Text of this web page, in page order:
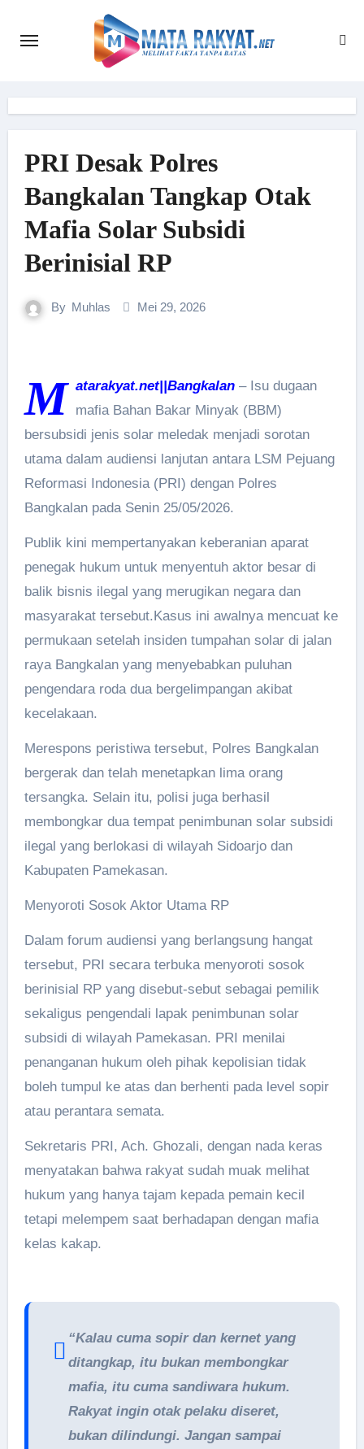
PRI Desak Polres
Bangkalan Tangkap Otak
Mafia Solar Subsidi
Berinisial RP
By Muhlas Mei 29, 2026
M atarakyat.net||Bangkalan– Isu dugaan
mafia Bahan Bakar Minyak (BBM)
bersubsidi jenis solar meledak menjadi sorotan
utama dalam audiensi lanjutan antara LSM Pejuang
Reformasi Indonesia (PRI) dengan Polres
Bangkalan pada Senin 25/05/2026.
Publik kini mempertanyakan keberanian aparat
penegak hukum untuk menyentuh aktor besar di
balik bisnis ilegal yang merugikan negara dan
masyarakat tersebut.Kasus ini awalnya mencuat ke
permukaan setelah insiden tumpahan solar di jalan
raya Bangkalan yang menyebabkan puluhan
pengendara roda dua bergelimpangan akibat
kecelakaan.
Merespons peristiwa tersebut, Polres Bangkalan
bergerak dan telah menetapkan lima orang
tersangka. Selain itu, polisi juga berhasil
membongkar dua tempat penimbunan solar subsidi
ilegal yang berlokasi di wilayah Sidoarjo dan
Kabupaten Pamekasan.
Menyoroti Sosok Aktor Utama RP
Dalam forum audiensi yang berlangsung hangat
tersebut, PRI secara terbuka menyoroti sosok
berinisial RP yang disebut-sebut sebagai pemilik
sekaligus pengendali lapak penimbunan solar
subsidi di wilayah Pamekasan. PRI menilai
penanganan hukum oleh pihak kepolisian tidak
boleh tumpul ke atas dan berhenti pada level sopir
atau perantara semata.
Sekretaris PRI, Ach. Ghozali, dengan nada keras
menyatakan bahwa rakyat sudah muak melihat
hukum yang hanya tajam kepada pemain kecil
tetapi melempem saat berhadapan dengan mafia
kelas kakap.
“Kalau cuma sopir dan kernet yang
ditangkap, itu bukan membongkar
mafia, itu cuma sandiwara hukum.
Rakyat ingin otak pelaku diseret,
bukan dilindungi. Jangan sampai